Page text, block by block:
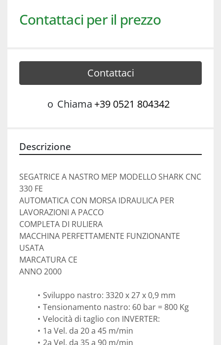
Contattaci per il prezzo
Contattaci
o Chiama +39 0521 804342
Descrizione
SEGATRICE A NASTRO MEP MODELLO SHARK CNC
330 FE
AUTOMATICA CON MORSA IDRAULICA PER
LAVORAZIONI A PACCO
COMPLETA DI RULIERA
MACCHINA PERFETTAMENTE FUNZIONANTE
USATA
MARCATURA CE
ANNO 2000
Sviluppo nastro: 3320 x 27 x 0,9 mm
Tensionamento nastro: 60 bar = 800 Kg
Velocità di taglio con INVERTER:
1a Vel. da 20 a 45 m/min
2a Vel. da 35 a 90 m/min